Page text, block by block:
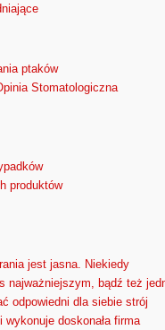
ptaków
Stomatologiczna
produktów
jest jasna. Niekiedy
najważniejszym, bądź też
odpowiedni dla siebie strój
doskonała firma